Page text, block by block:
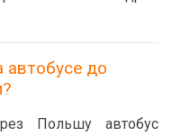
автобусе до
Польшу автобус